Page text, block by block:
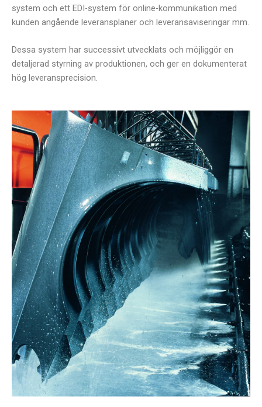
system och ett EDI-system för online-kommunikation med
kunden angående leveransplaner och leveransaviseringar mm.
Dessa system har successivt utvecklats och möjliggör en
detaljerad styrning av produktionen, och ger en dokumenterat
hög leveransprecision.